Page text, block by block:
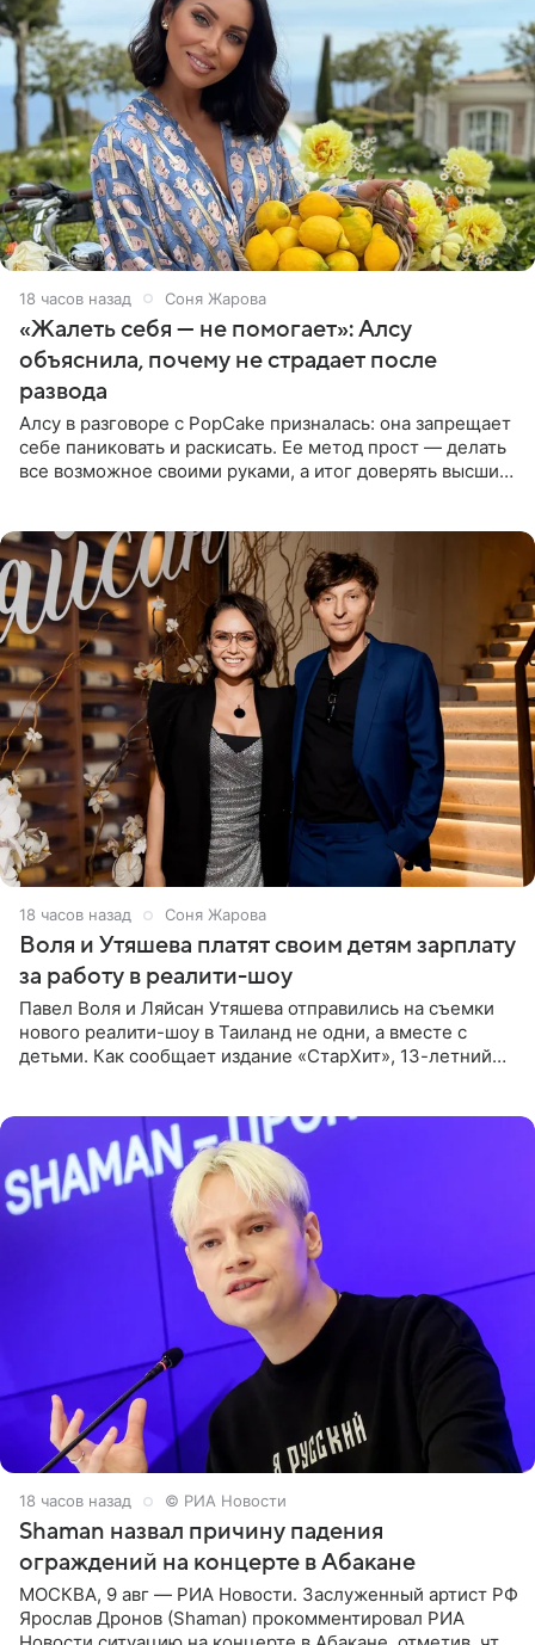
18 часов назад Соня Жарова
«Жалеть себя — не помогает»: Алсу
объяснила, почему не страдает после
развода
Алсу в разговоре с PopCake призналась: она запрещает
себе паниковать и раскисать. Ее метод прост — делать
все возможное своими руками, а итог доверять высшим
18 часов назад Соня Жарова
Воля и Утяшева платят своим детям зарплату
за работу в реалити-шоу
Павел Воля и Ляйсан Утяшева отправились на съемки
нового реалити-шоу в Таиланд не одни, а вместе с
детьми. Как сообщает издание «СтарХит», 13-летний
18 часов назад © РИА Новости
Shaman назвал причину падения
ограждений на концерте в Абакане
МОСКВА, 9 авг — РИА Новости. Заслуженный артист РФ
Ярослав Дронов (Shaman) прокомментировал РИА